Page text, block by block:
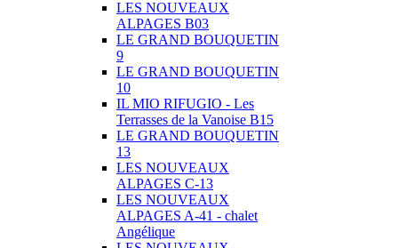
LES NOUVEAUX
ALPAGES B03
LE GRAND BOUQUETIN
9
LE GRAND BOUQUETIN
10
IL MIO RIFUGIO - Les
Terrasses de la Vanoise B15
LE GRAND BOUQUETIN
13
LES NOUVEAUX
ALPAGES C-13
LES NOUVEAUX
ALPAGES A-41 - chalet
Angélique